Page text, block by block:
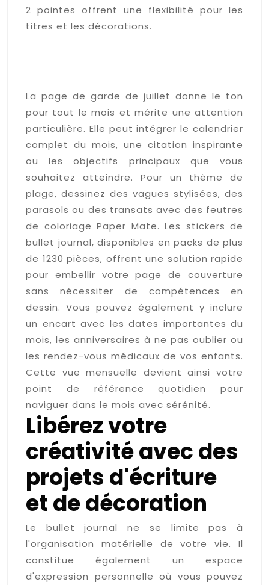
2 pointes offrent une flexibilité pour les
titres et les décorations.
La page de garde de juillet donne le ton
pour tout le mois et mérite une attention
particulière. Elle peut intégrer le calendrier
complet du mois, une citation inspirante
ou les objectifs principaux que vous
souhaitez atteindre. Pour un thème de
plage, dessinez des vagues stylisées, des
parasols ou des transats avec des feutres
de coloriage Paper Mate. Les stickers de
bullet journal, disponibles en packs de plus
de 1230 pièces, offrent une solution rapide
pour embellir votre page de couverture
sans nécessiter de compétences en
dessin. Vous pouvez également y inclure
un encart avec les dates importantes du
mois, les anniversaires à ne pas oublier ou
les rendez-vous médicaux de vos enfants.
Cette vue mensuelle devient ainsi votre
point de référence quotidien pour
naviguer dans le mois avec sérénité.
Libérez votre
créativité avec des
projets d'écriture
et de décoration
Le bullet journal ne se limite pas à
l'organisation matérielle de votre vie. Il
constitue également un espace
d'expression personnelle où vous pouvez